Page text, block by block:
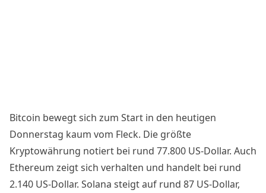
Bitcoin bewegt sich zum Start in den heutigen
Donnerstag kaum vom Fleck. Die größte
Kryptowährung notiert bei rund 77.800 US-Dollar. Auch
Ethereum zeigt sich verhalten und handelt bei rund
2.140 US-Dollar. Solana steigt auf rund 87 US-Dollar,